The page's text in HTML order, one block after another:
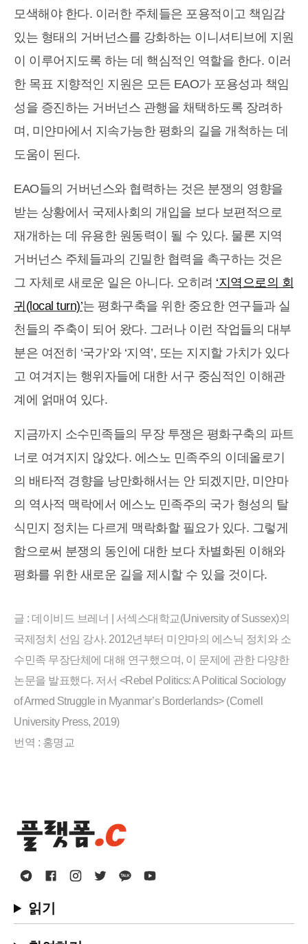
모색해야 한다. 이러한 주체들은 포용적이고 책임감
있는 형태의 거버넌스를 강화하는 이니셔티브에 지원
이 이루어지도록 하는 데 핵심적인 역할을 한다. 이러
한 목표 지향적인 지원은 모든 EAO가 포용성과 책임
성을 증진하는 거버넌스 관행을 채택하도록 장려하
며, 미얀마에서 지속가능한 평화의 길을 개척하는 데
도움이 된다.
EAO들의 거버넌스와 협력하는 것은 분쟁의 영향을
받는 상황에서 국제사회의 개입을 보다 보편적으로
재개하는 데 유용한 원동력이 될 수 있다. 물론 지역
거버넌스 주체들과의 긴밀한 협력을 촉구하는 것은
그 자체로 새로운 일은 아니다. 오히려 ‘지역으로의 회
귀(local turn)’는 평화구축을 위한 중요한 연구들과 실
천들의 주축이 되어 왔다. 그러나 이런 작업들의 대부
분은 여전히 ‘국가’와 ‘지역’, 또는 지지할 가치가 있다
고 여겨지는 행위자들에 대한 서구 중심적인 이해관
계에 얽매여 있다.
지금까지 소수민족들의 무장 투쟁은 평화구축의 파트
너로 여겨지지 않았다. 에스노 민족주의 이데올로기
의 배타적 경향을 낭만화해서는 안 되겠지만, 미얀마
의 역사적 맥락에서 에스노 민족주의 국가 형성의 탈
식민지 정치는 다르게 맥락화할 필요가 있다. 그렇게
함으로써 분쟁의 동인에 대한 보다 차별화된 이해와
평화를 위한 새로운 길을 제시할 수 있을 것이다.
글 : 데이비드 브레너 | 서섹스대학교(University of Sussex)의
국제정치 선임 강사. 2012년부터 미얀마의 에스닉 정치와 소
수민족 무장단체에 대해 연구했으며, 이 문제에 관한 다양한
논문을 발표했다. 저서 <Rebel Politics: A Political Sociology
of Armed Struggle in Myanmar’s Borderlands> (Cornell
University Press, 2019)
번역 : 홍명교
읽기